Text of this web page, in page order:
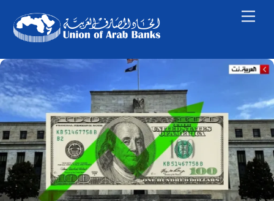
content